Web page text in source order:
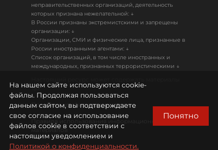
неправительственных организаций, деятельность
которых признана нежелательной: ↓
В России признаны экстремистскими и запрещены
организации: ↓
Организации, СМИ и физические лица, признанные в
России иностранными агентами: ↓
Список организаций, в том числе иностранных и
международных, признанных террористическими ↓
18+
Политика конфиденциальности
Правила использования информационных
материалов
Охрана труда
На нашем сайте используются cookie-
файлы. Продолжая пользоваться
данным сайтом, вы подтверждаете
свое согласие на использование
файлов cookie в соответствии с
настоящим уведомлением и
Политикой о конфиденциальности.
Понятно